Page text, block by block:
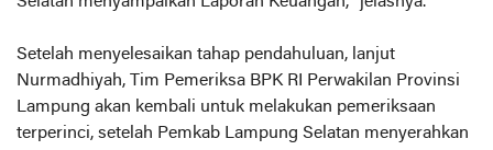
Setelah menyelesaikan tahap pendahuluan, lanjut
Nurmadhiyah, Tim Pemeriksa BPK RI Perwakilan Provinsi
Lampung akan kembali untuk melakukan pemeriksaan
terperinci, setelah Pemkab Lampung Selatan menyerahkan